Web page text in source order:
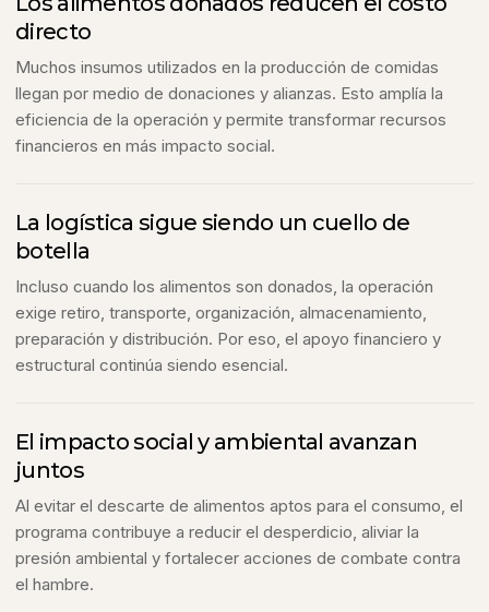
directo
Muchos insumos utilizados en la producción de comidas
llegan por medio de donaciones y alianzas. Esto amplía la
eficiencia de la operación y permite transformar recursos
financieros en más impacto social.
La logística sigue siendo un cuello de
botella
Incluso cuando los alimentos son donados, la operación
exige retiro, transporte, organización, almacenamiento,
preparación y distribución. Por eso, el apoyo financiero y
estructural continúa siendo esencial.
El impacto social y ambiental avanzan
juntos
Al evitar el descarte de alimentos aptos para el consumo, el
programa contribuye a reducir el desperdicio, aliviar la
presión ambiental y fortalecer acciones de combate contra
el hambre.